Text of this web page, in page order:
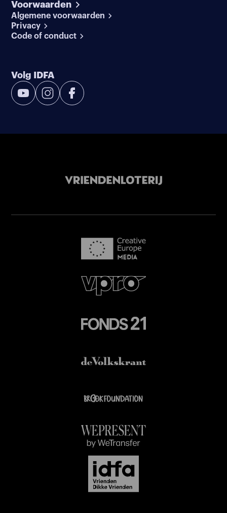
Voorwaarden
Algemene voorwaarden
Privacy
Code of conduct
Volg IDFA